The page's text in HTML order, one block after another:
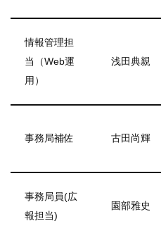
情報管理担
当（Web運
用）
浅田典親
事務局補佐 古田尚輝
事務局員(広
報担当)
園部雅史